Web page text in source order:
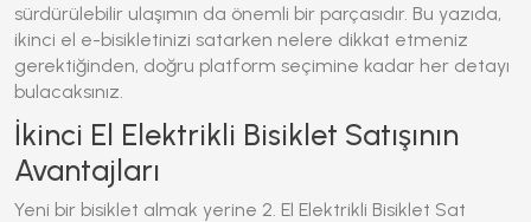
sürdürülebilir ulaşımın da önemli bir parçasıdır. Bu yazıda,
ikinci el e-bisikletinizi satarken nelere dikkat etmeniz
gerektiğinden, doğru platform seçimine kadar her detayı
bulacaksınız.
İkinci El Elektrikli Bisiklet Satışının
Avantajları
Yeni bir bisiklet almak yerine 2. El Elektrikli Bisiklet Sat